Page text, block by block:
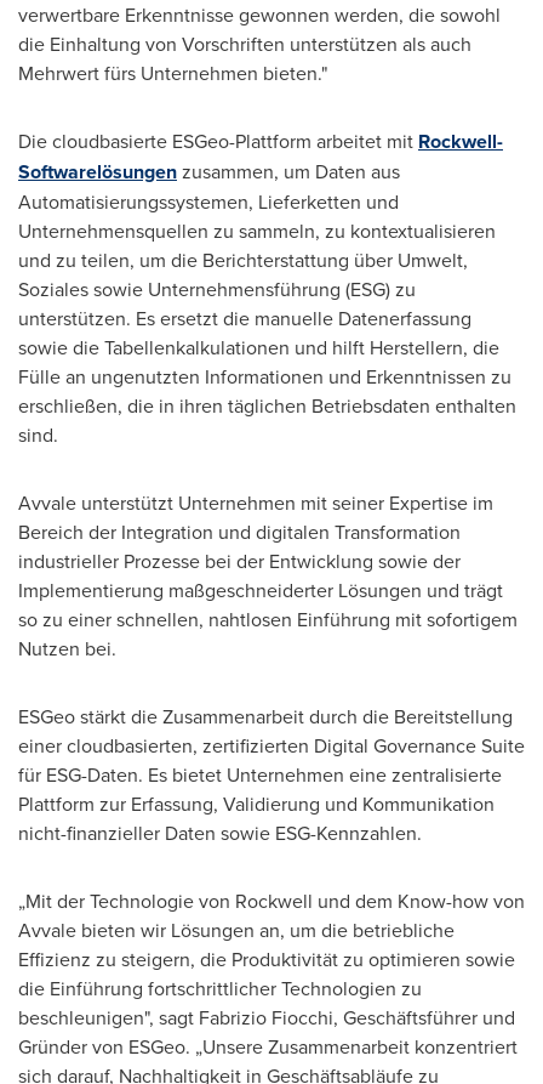
verwertbare Erkenntnisse gewonnen werden, die sowohl
die Einhaltung von Vorschriften unterstützen als auch
Mehrwert fürs Unternehmen bieten."
Die cloudbasierte ESGeo-Plattform arbeitet mit Rockwell-
Softwarelösungenzusammen, um Daten aus
Automatisierungssystemen, Lieferketten und
Unternehmensquellen zu sammeln, zu kontextualisieren
und zu teilen, um die Berichterstattung über Umwelt,
Soziales sowie Unternehmensführung (ESG) zu
unterstützen. Es ersetzt die manuelle Datenerfassung
sowie die Tabellenkalkulationen und hilft Herstellern, die
Fülle an ungenutzten Informationen und Erkenntnissen zu
erschließen, die in ihren täglichen Betriebsdaten enthalten
sind.
Avvale unterstützt Unternehmen mit seiner Expertise im
Bereich der Integration und digitalen Transformation
industrieller Prozesse bei der Entwicklung sowie der
Implementierung maßgeschneiderter Lösungen und trägt
so zu einer schnellen, nahtlosen Einführung mit sofortigem
Nutzen bei.
ESGeo stärkt die Zusammenarbeit durch die Bereitstellung
einer cloudbasierten, zertifizierten Digital Governance Suite
für ESG-Daten. Es bietet Unternehmen eine zentralisierte
Plattform zur Erfassung, Validierung und Kommunikation
nicht-finanzieller Daten sowie ESG-Kennzahlen.
„Mit der Technologie von Rockwell und dem Know-how von
Avvale bieten wir Lösungen an, um die betriebliche
Effizienz zu steigern, die Produktivität zu optimieren sowie
die Einführung fortschrittlicher Technologien zu
beschleunigen", sagt Fabrizio Fiocchi, Geschäftsführer und
Gründer von ESGeo. „Unsere Zusammenarbeit konzentriert
sich darauf, Nachhaltigkeit in Geschäftsabläufe zu